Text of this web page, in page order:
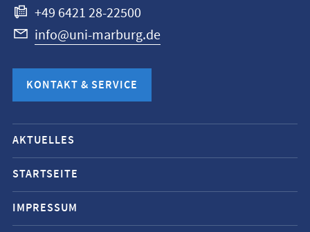
+49 6421 28-22500
info@uni-marburg.de
KONTAKT & SERVICE
Mobile-
Service-
Navigation
und
Social
AKTUELLES
STARTSEITE
IMPRESSUM